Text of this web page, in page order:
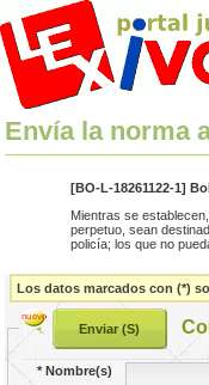
Envía la norma
[BO-L-18261122-1]
Mientras se
perpetuo, sean
policía; los que no
Los datos marcados con (*)
*Nombre(s)